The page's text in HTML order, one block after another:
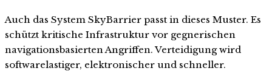
Auch das System SkyBarrier passt in dieses Muster. Es
schützt kritische Infrastruktur vor gegnerischen
navigationsbasierten Angriffen. Verteidigung wird
softwarelastiger, elektronischer und schneller.